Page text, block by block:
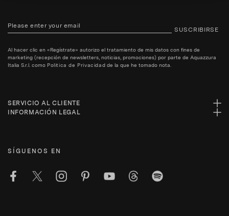
SUSCRIBIRSE
Al hacer clic en «Regístrate» autorizo el tratamiento de mis datos con fines de
marketing (recepción de newsletters, noticias, promociones) por parte de Aquazzura
Italia S.r.l. como Politica de Privacidad de la que he tomado nota.
SERVICIO AL CLIENTE
INFORMACIÓN LEGAL
SÍGUENOS EN